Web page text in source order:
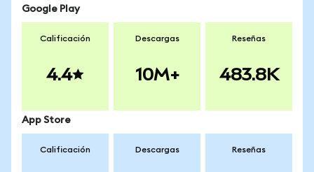
Google Play
Calificación
4.4
Descargas
10M+
Reseñas
483.8K
App Store
Calificación Descargas Reseñas